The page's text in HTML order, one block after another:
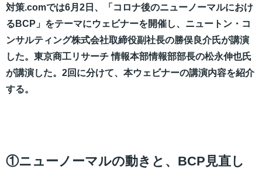
対策.comでは6月2日、「コロナ後のニューノーマルにおけ
るBCP」をテーマにウェビナーを開催し、ニュートン・コ
ンサルティング株式会社取締役副社長の勝俣良介氏が講演
した。東京商工リサーチ 情報本部情報部部長の松永伸也氏
が講演した。2回に分けて、本ウェビナーの講演内容を紹介
する。
①ニューノーマルの動きと、BCP見直し